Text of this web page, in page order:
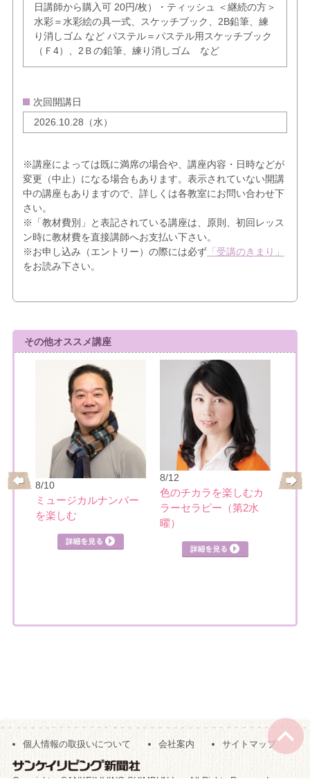
日講師から購入可 20円/枚）・ティッシュ ＜継続の方＞
水彩＝水彩絵の具一式、スケッチブック、2B鉛筆、練
り消しゴム など パステル＝パステル用スケッチブック
（Ｆ4）、2Ｂの鉛筆、練り消しゴム など
次回開講日
2026.10.28（水）
※講座によっては既に満席の場合や、講座内容・日時などが
変更（中止）になる場合もあります。表示されていない開講
中の講座もありますので、詳しくは各教室にお問い合わせ下
さい。
※「教材費別」と表記されている講座は、原則、初回レッス
ン時に教材費を直接講師へお支払い下さい。
※お申し込み（エントリー）の際には必ず「受講のきまり」
をお読み下さい。
その他オススメ講座
ぐ
8/10
ミュージカルナンバー
を楽しむ
8/12
色のチカラを楽しむカ
ラーセラピー（第2水
曜）
リー
個人情報の取扱いについて 会社案内 サイトマップ